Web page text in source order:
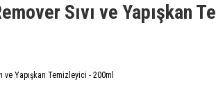
Sıvı ve Yapışkan